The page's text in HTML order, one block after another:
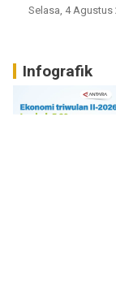
Selasa, 4 Agustus
Infografik